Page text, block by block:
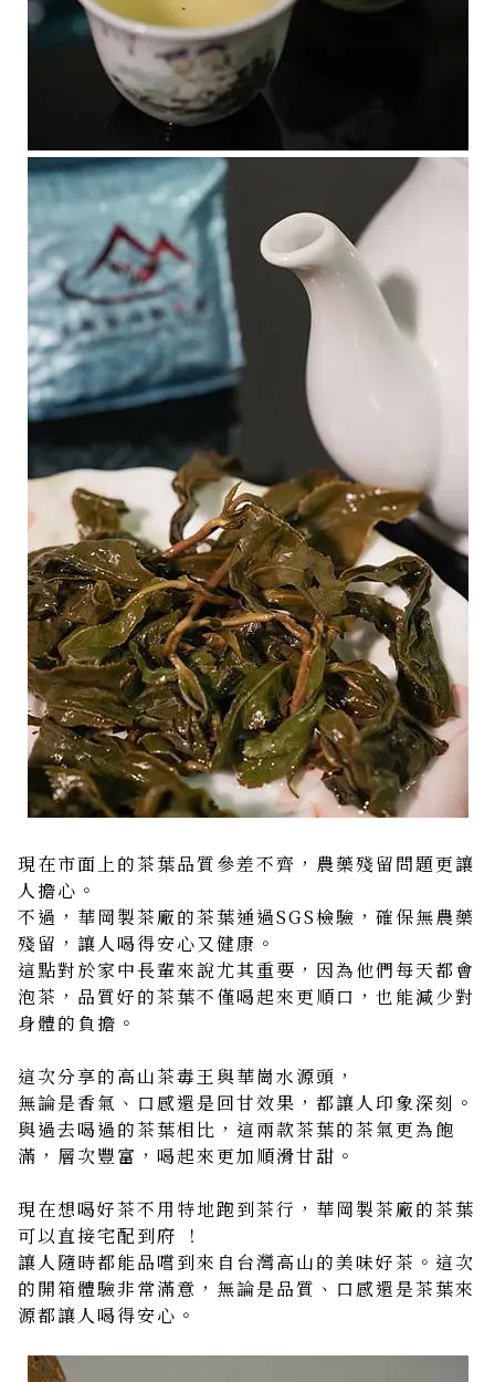
現在市面上的茶葉品質參差不齊，農藥殘留問題更讓
人擔心。
不過，華岡製茶廠的茶葉通過SGS檢驗，確保無農藥
殘留，讓人喝得安心又健康。
這點對於家中長輩來說尤其重要，因為他們每天都會
泡茶，品質好的茶葉不僅喝起來更順口，也能減少對
身體的負擔。
這次分享的高山茶毒王與華崗水源頭，
無論是香氣、口感還是回甘效果，都讓人印象深刻。
與過去喝過的茶葉相比，這兩款茶葉的茶氣更為飽
滿，層次豐富，喝起來更加順滑甘甜。
現在想喝好茶不用特地跑到茶行，華岡製茶廠的茶葉
可以直接宅配到府 ！
讓人隨時都能品嚐到來自台灣高山的美味好茶。這次
的開箱體驗非常滿意，無論是品質、口感還是茶葉來
源都讓人喝得安心。